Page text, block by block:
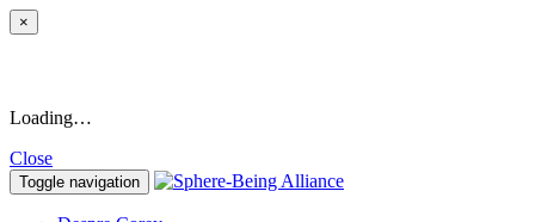
×
Loading…
Close
Toggle navigation